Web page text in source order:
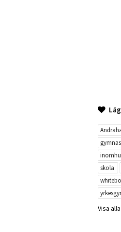
skola
Visa alla